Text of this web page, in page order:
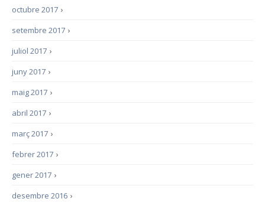
›
octubre 2017
›
setembre 2017
›
juliol 2017
›
juny 2017
›
maig 2017
›
abril 2017
›
març 2017
›
febrer 2017
›
gener 2017
›
desembre 2016